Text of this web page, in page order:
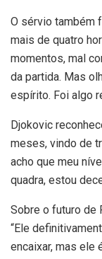
O sérvio também
mais de quatro
momentos, mal
da partida. Mas
espírito. Foi algo
Djokovic
meses, vindo de
acho que meu
quadra, estou
Sobre o futuro de
“Ele
encaixar, mas ele